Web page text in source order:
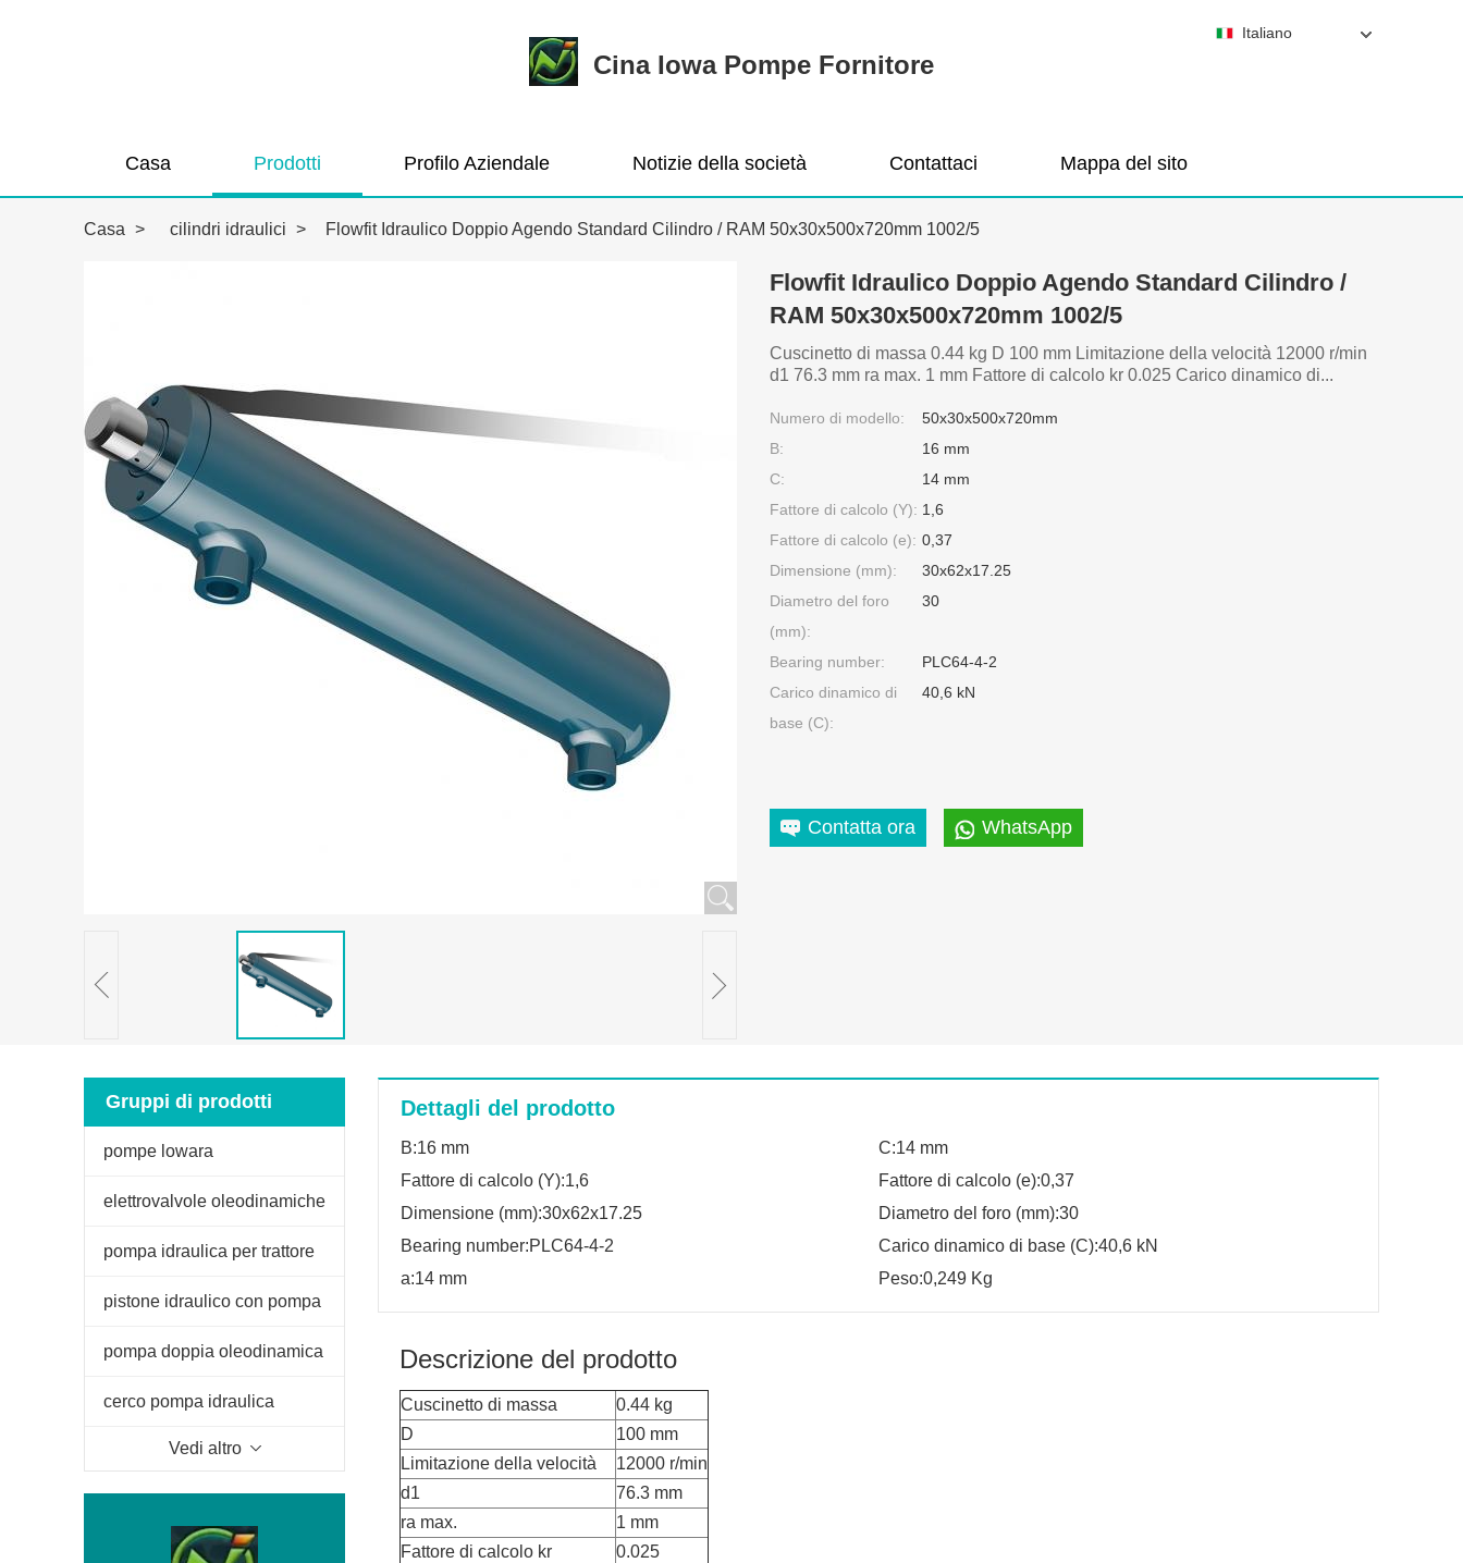
Cina Iowa Pompe Fornitore
Casa Prodotti Profilo Aziendale Notizie della società Contattaci Mappa del sito
Italiano
Casa > cilindri idraulici > Flowfit Idraulico Doppio Agendo Standard Cilindro / RAM 50x30x500x720mm 1002/5
Flowfit Idraulico Doppio Agendo Standard Cilindro /
RAM 50x30x500x720mm 1002/5
Cuscinetto di massa 0.44 kg D 100 mm Limitazione della velocità 12000 r/min
d1 76.3 mm ra max. 1 mm Fattore di calcolo kr 0.025 Carico dinamico di...
Numero di modello:
50x30x500x720mm
B:
16 mm
C:
14 mm
Fattore di calcolo (Y): 1,6
Fattore di calcolo (e): 0,37
Dimensione (mm):
30x62x17.25
Diametro del foro
(mm):
30
Bearing number:
PLC64-4-2
Carico dinamico di
base (C):
40,6 kN
Contatta ora WhatsApp
Gruppi di prodotti
pompe lowara
elettrovalvole oleodinamiche
pompa idraulica per trattore
fiat
pistone idraulico con pompa
manuale
pompa doppia oleodinamica
per spaccalegna
cerco pompa idraulica
Vedi altro
Dettagli del prodotto
B:16 mm
C:14 mm
Fattore di calcolo (Y):1,6
Fattore di calcolo (e):0,37
Dimensione (mm):30x62x17.25
Diametro del foro (mm):30
Bearing number:PLC64-4-2
Carico dinamico di base (C):40,6 kN
a:14 mm
Peso:0,249 Kg
Descrizione del prodotto
Cuscinetto di massa
0.44 kg
D
100 mm
Limitazione della velocità
12000 r/min
d1
76.3 mm
ra max.
1 mm
Fattore di calcolo kr
0.025